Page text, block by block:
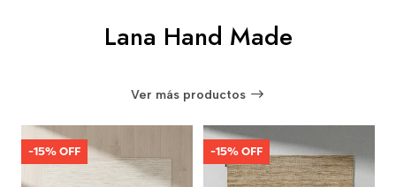
Lana Hand Made
Ver más productos
-15% OFF -15% OFF